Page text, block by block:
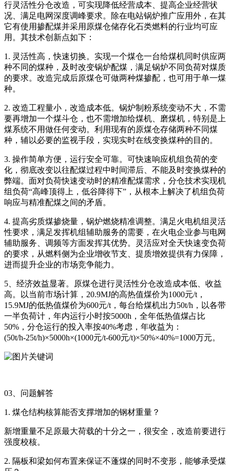
行灵活性分仓改造，可实现降低经营成本、提高企业经营状
况、满足电网深度调峰要求。除在电站锅炉推广应用外，在其
它有使用掺配煤并采用原煤仓储存化石类燃料的行业均可应
用。其技术创新点如下：
1. 灵活性高，快速切换。实现一个煤仓一台给煤机同时供应两
种不同的煤种，及时改变锅炉配煤，满足锅炉不同负荷对煤质
的要求。改造完成后原煤仓可做两种煤掺配，也可用于单一煤
种。
2. 改造工程量小，改造成本低。锅炉制粉系统变动不大，不需
要再增加一个煤斗仓，也不需增加给煤机、磨煤机，特别是上
煤系统不用做任何变动。利用现有的原煤仓存储两种不同煤
种，辅以必要的监视手段，实现实时在线变换煤种的目的。
3. 操作简单方便，运行安全可靠。可快速响应机组负荷的变
化，彻底改变以往配煤过程中时间滞后、不能及时变换煤种的
弊端。面对负荷快速变动时的精准配煤需求，分仓技术实现机
组负荷“高峰顶得上，低谷降得下”，从根本上解决了机组负荷
响应与精准配煤之间的矛盾。
4. 提高劣质煤掺烧量，锅炉燃烧精准调整。满足火电机组灵活
性要求，满足发挥机组辅助服务的需要，在火电企业参与电网
辅助服务、调频等方面发挥其优势。灵活应对全天快速变负荷
的要求，从燃料侧为企业增收节支、提质增效提供有力保障，
进而提升企业的市场竞争能力。
5、经济效益显著。原煤仓进行灵活性分仓改造成本低、收益
高。以当前市场计算，20.9MJ的高热值煤价为1000元/t，
15.9MJ的低热值煤价为600元/t，每台给煤机出力50t/h，以各带
一半负荷计，年内运行小时按5000h，全年低热值煤占比
50%，分仓运行的投入率按40%考虑，年收益为：
(50t/h­-25t/h)×5000h×(1000元/t-600元/t)×50%×40%=1000万元。
03、问题解答
1. 煤仓结构核算能否支撑增加的钢材重量？
新增重量不足原最大荷载的十分之一，很安全，改造前要进行
强度校核。
2. 隔板和梁如何布置来保证不蓬煤的同时不变形，能够承受煤